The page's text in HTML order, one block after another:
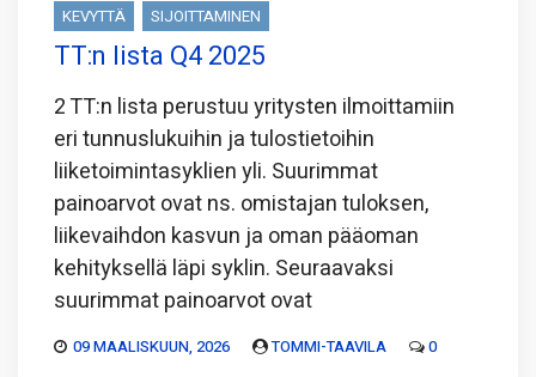
KEVYTTÄ SIJOITTAMINEN
TT:n lista Q4 2025
2 TT:n lista perustuu yritysten ilmoittamiin
eri tunnuslukuihin ja tulostietoihin
liiketoimintasyklien yli. Suurimmat
painoarvot ovat ns. omistajan tuloksen,
liikevaihdon kasvun ja oman pääoman
kehityksellä läpi syklin. Seuraavaksi
suurimmat painoarvot ovat
09 MAALISKUUN, 2026 TOMMI-TAAVILA 0